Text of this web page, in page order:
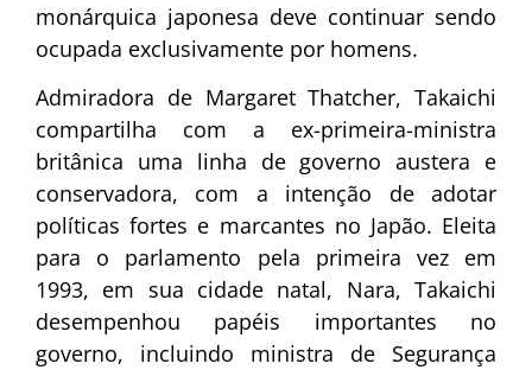
monárquica japonesa deve continuar sendo
ocupada exclusivamente por homens.
Admiradora de Margaret Thatcher, Takaichi
compartilha com a ex-primeira-ministra
britânica uma linha de governo austera e
conservadora, com a intenção de adotar
políticas fortes e marcantes no Japão. Eleita
para o parlamento pela primeira vez em
1993, em sua cidade natal, Nara, Takaichi
desempenhou papéis importantes no
governo, incluindo ministra de Segurança